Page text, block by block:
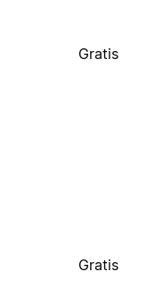
Gratis
Gratis